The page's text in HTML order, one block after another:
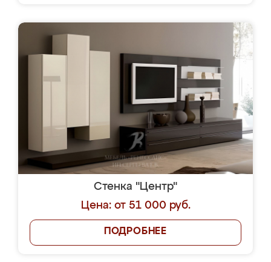
Стенка "Центр"
Цена: от 51 000 руб.
ПОДРОБНЕЕ